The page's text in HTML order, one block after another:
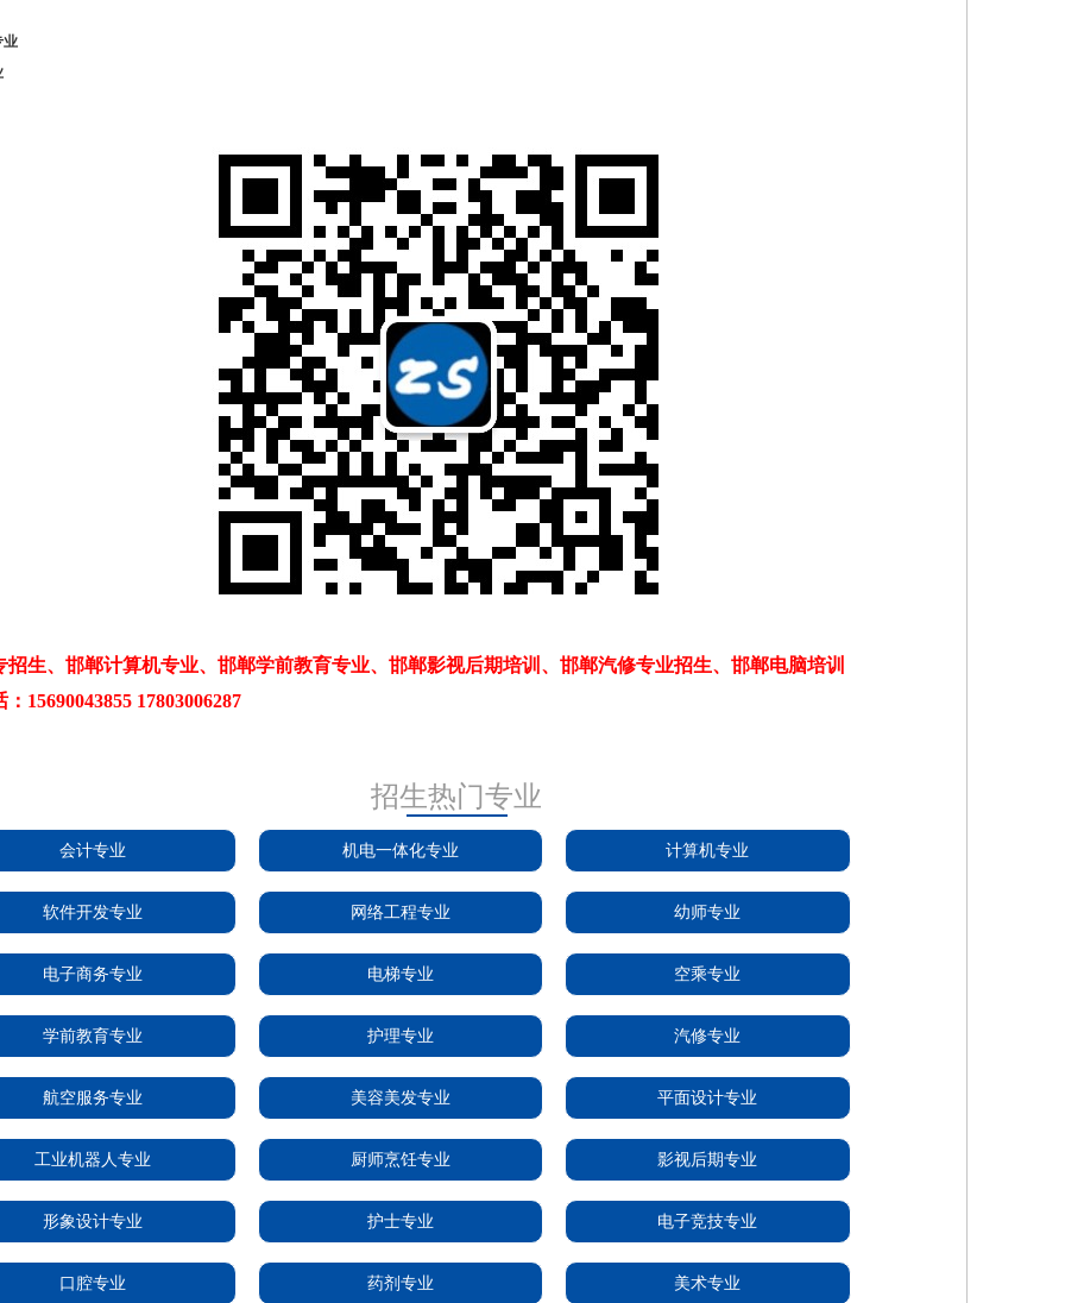
业
招生、邯郸计算机专业、邯郸学前教育专业、邯郸影视后期培训、邯郸汽修专业招生、邯郸电脑培训
15690043855 17803006287
招生热门专业
会计专业 机电一体化专业 计算机专业
软件开发专业 网络工程专业 幼师专业
电子商务专业 电梯专业 空乘专业
学前教育专业 护理专业 汽修专业
航空服务专业 美容美发专业 平面设计专业
工业机器人专业 厨师烹饪专业 影视后期专业
形象设计专业 护士专业 电子竞技专业
口腔专业 药剂专业 美术专业